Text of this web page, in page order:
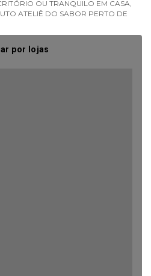
OU TRANQUILO EM CASA,
ATELIÊ DO SABOR PERTO DE